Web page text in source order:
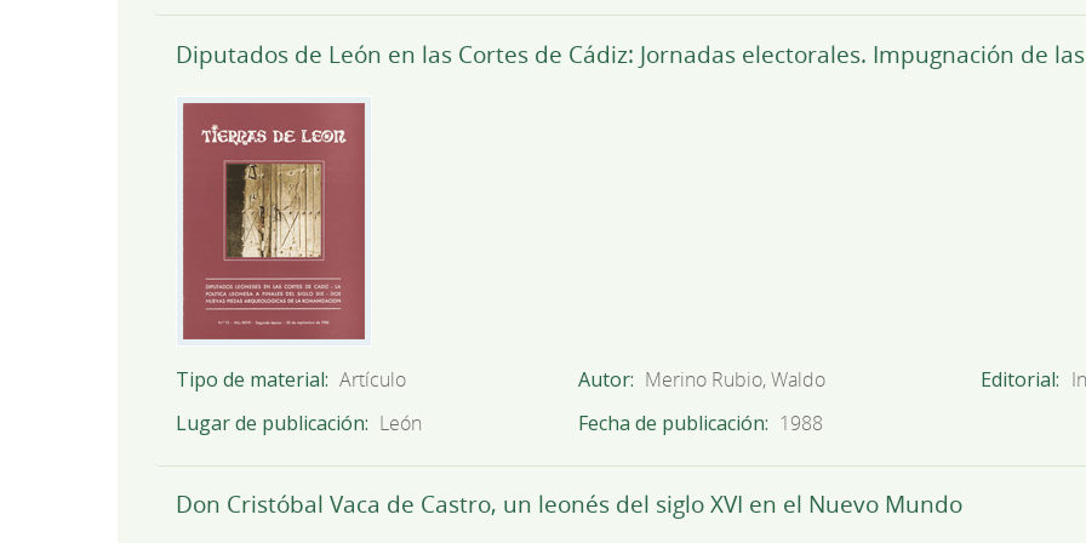
Diputados de León en las Cortes de Cádiz: Jornadas electorales. Impugnación de
Tipo de material Artículo Autor Merino Rubio, Waldo Editorial
Lugar de publicación
León Fecha de publicación 1988
Don Cristóbal Vaca de Castro, un leonés del siglo XVI en el Nuevo Mundo